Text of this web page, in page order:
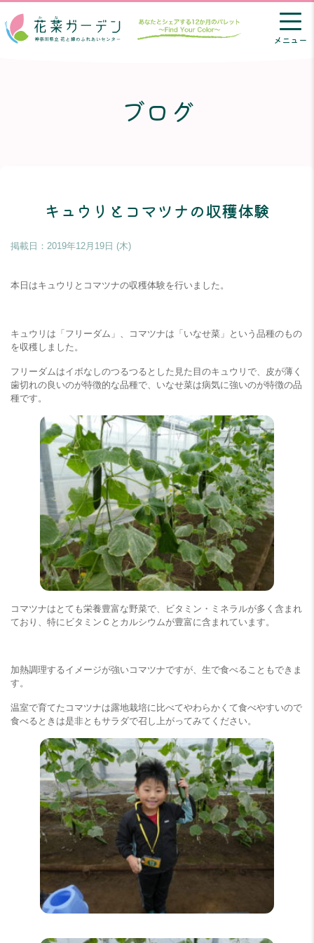
メニュー
ブログ
キュウリとコマツナの収穫体験
掲載日：2019年12月19日 (木)
本日はキュウリとコマツナの収穫体験を行いました。
キュウリは「フリーダム」、コマツナは「いなせ菜」という品種のもの
を収穫しました。
フリーダムはイボなしのつるつるとした見た目のキュウリで、皮が薄く
歯切れの良いのが特徴的な品種で、いなせ菜は病気に強いのが特徴の品
種です。
コマツナはとても栄養豊富な野菜で、ビタミン・ミネラルが多く含まれ
ており、特にビタミンＣとカルシウムが豊富に含まれています。
加熱調理するイメージが強いコマツナですが、生で食べることもできま
す。
温室で育てたコマツナは露地栽培に比べてやわらかくて食べやすいので
食べるときは是非ともサラダで召し上がってみてください。